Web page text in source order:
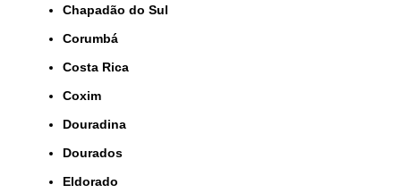
Chapadão do Sul
Corumbá
Costa Rica
Coxim
Douradina
Dourados
Eldorado